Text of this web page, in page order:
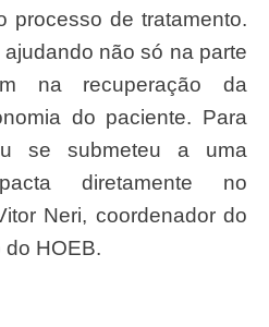
processo de tratamento.
não só na parte
na recuperação da
do paciente. Para
se submeteu a uma
diretamente no
Neri, coordenador do
HOEB.